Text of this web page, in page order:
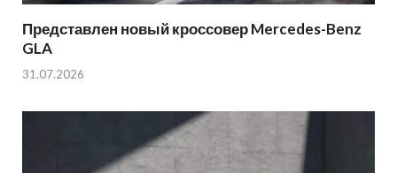
Представлен новый кроссовер Mercedes-Benz
GLA
31.07.2026